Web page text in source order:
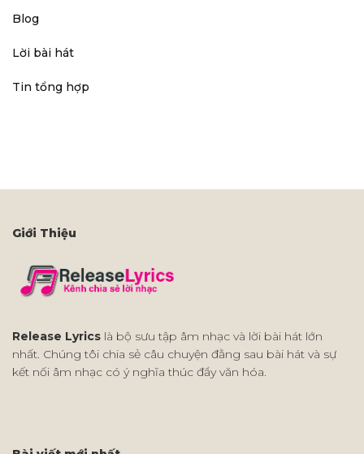
Blog
Lời bài hát
Tin tổng hợp
Giới Thiệu
Release Lyrics là bộ sưu tập âm nhạc và lời bài hát lớn
nhất. Chúng tôi chia sẻ câu chuyện đằng sau bài hát và sự
kết nối âm nhạc có ý nghĩa thúc đẩy văn hóa.